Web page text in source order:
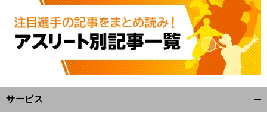
サービス